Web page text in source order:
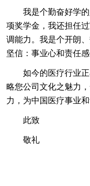
我是个勤奋好学
项奖学金，我还担任
调能力。我是个开朗
坚信：事业心和责任
如今的医疗行业
略您公司文化之魅力
力，为中国医疗事业
此致
敬礼